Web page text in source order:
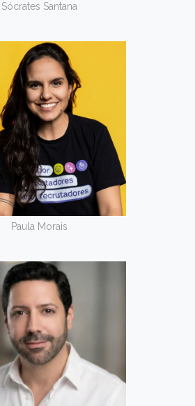
Sócrates Santana
Paula Morais